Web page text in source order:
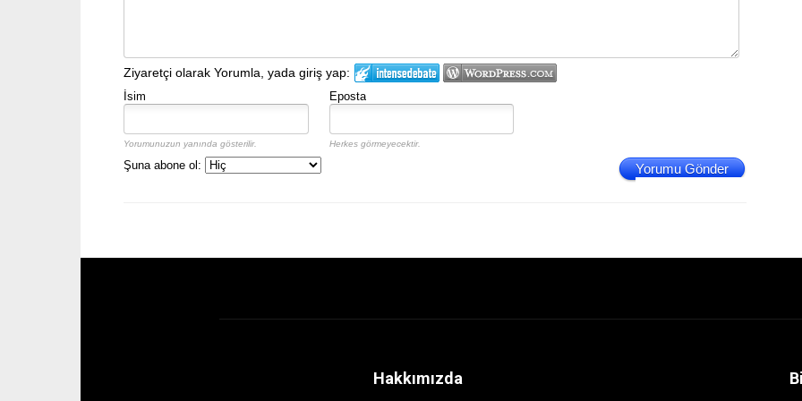
Ziyaretçi olarak Yorumla, yada giriş yap:
İsim Eposta
Yorumunuzun yanında gösterilir. Herkes görmeyecektir.
Yorumu Gönder
Şuna abone ol:
Hakkımızda